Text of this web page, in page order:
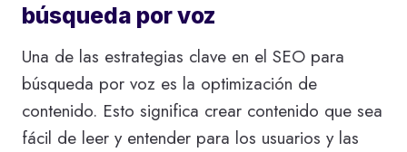
búsqueda por voz
Una de las estrategias clave en el SEO para
búsqueda por voz es la optimización de
contenido. Esto significa crear contenido que sea
fácil de leer y entender para los usuarios y las